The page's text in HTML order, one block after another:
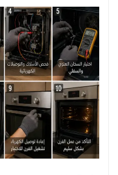
يتقن فريقنا تنظيف
ر بالأجزاء الحساسة، مع
ية والميكانيكية بعد كل
ظيم جداول العمل
وقع العميل في الوقت
نوفر أيضًا دعمًا مستمرًا
ات وتنظيم المواعيد
في طلب فحص فني الآن
جبيل، تواصل معنا
قة.
نبدأ عملية الصيانة